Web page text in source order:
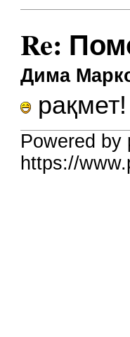
Re:
Дима
рақмет!
Powered
https://